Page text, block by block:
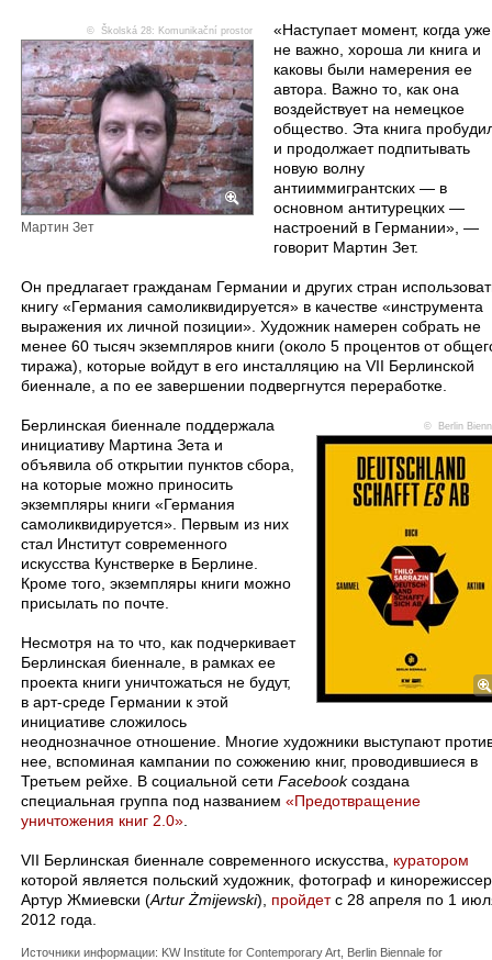
© Školská 28: Komunikační prostor
Мартин Зет
«Наступает момент, когда уже
не важно, хороша ли книга и
каковы были намерения ее
автора. Важно то, как она
воздействует на немецкое
общество. Эта книга
и продолжает подпитывать
новую волну
антииммигрантских — в
основном антитурецких —
настроений в Германии», —
говорит Мартин Зет.
Он предлагает гражданам Германии и других стран
книгу «Германия самоликвидируется» в качестве «инструмента
выражения их личной позиции». Художник намерен собрать не
менее 60 тысяч экземпляров книги (около 5 процентов от
тиража), которые войдут в его инсталляцию на VII Берлинской
биеннале, а по ее завершении подвергнутся переработке.
© Berlin
Берлинская биеннале поддержала
инициативу Мартина Зета и
объявила об открытии пунктов сбора,
на которые можно приносить
экземпляры книги «Германия
самоликвидируется». Первым из них
стал Институт современного
искусства Кунстверке в Берлине.
Кроме того, экземпляры книги можно
присылать по почте.
Несмотря на то что, как подчеркивает
Берлинская биеннале, в рамках ее
проекта книги уничтожаться не будут,
в арт-среде Германии к этой
инициативе сложилось
неоднозначное отношение. Многие художники выступают
нее, вспоминая кампании по сожжению книг, проводившиеся в
Третьем рейхе. В социальной сети Facebookсоздана
специальная группа под названием «Предотвращение
уничтожения книг 2.0»
VII Берлинская биеннале современного искусства, куратором
которой является польский художник, фотограф и кинорежиссер
Артур Жмиевски (Artur Żmijewski), пройдетс 28 апреля по 1
2012 года.
Источники информации: KW Institute for Contemporary Art, Berlin Biennale for